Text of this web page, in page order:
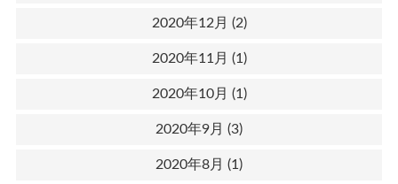
2020年12月 (2)
2020年11月 (1)
2020年10月 (1)
2020年9月 (3)
2020年8月 (1)